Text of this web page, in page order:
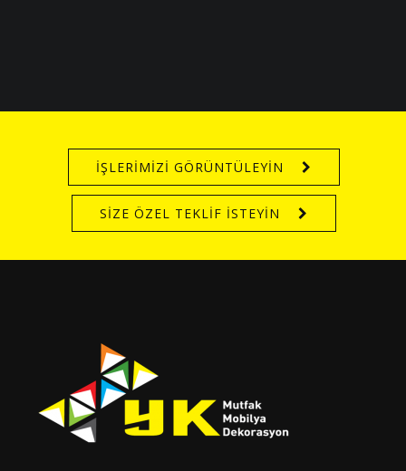
İŞLERİMİZİ GÖRÜNTÜLEYİN
SİZE ÖZEL TEKLİF İSTEYİN